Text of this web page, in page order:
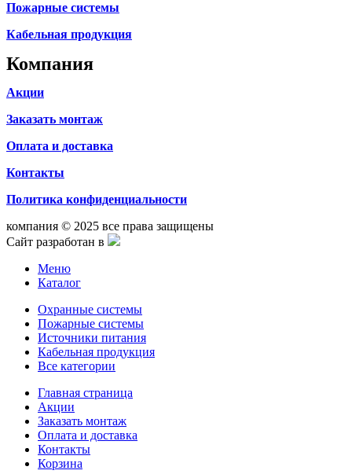
Пожарные системы
Кабельная продукция
Компания
Акции
Заказать монтаж
Оплата и доставка
Контакты
Политика конфиденциальности
компания © 2025 все права защищены
Сайт разработан в
Меню
Каталог
Охранные системы
Пожарные системы
Источники питания
Кабельная продукция
Все категории
Главная страница
Акции
Заказать монтаж
Оплата и доставка
Контакты
Корзина